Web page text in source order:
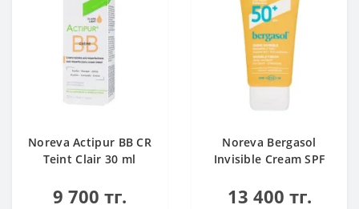
Noreva Actipur BB CR
Teint Clair 30 ml
9 700 тг.
Noreva Bergasol
Invisible Cream SPF
13 400 тг.